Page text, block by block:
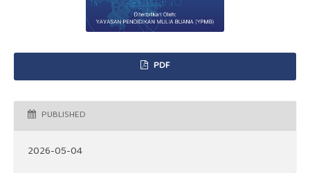
PDF
PUBLISHED
2026-05-04